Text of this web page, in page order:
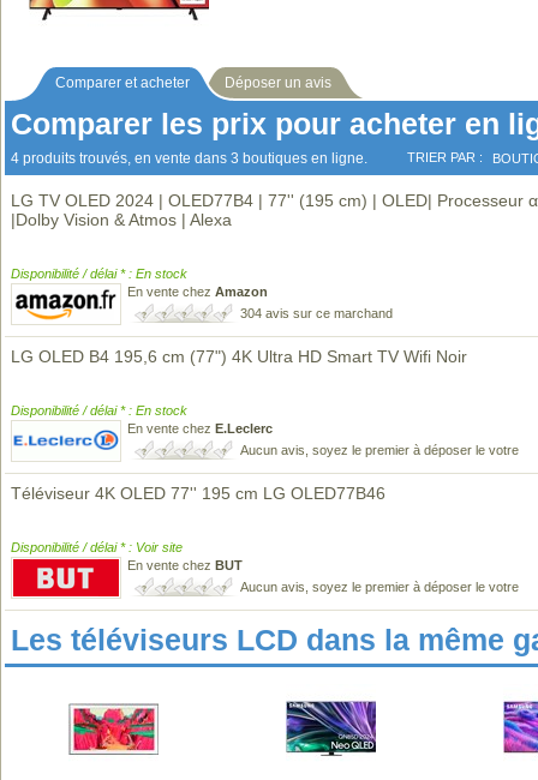
Comparer et acheter Déposer un avis
Comparer les prix pour acheter en
4 produits trouvés, en vente dans 3 boutiques en ligne. TRIER PAR :
LG TV OLED 2024 | OLED77B4 | 77'' (195 cm) | OLED| Processeur
|Dolby Vision & Atmos | Alexa
Disponibilité / délai * : En stock
En vente chez Amazon
304 avis sur ce marchand
LG OLED B4 195,6 cm (77") 4K Ultra HD Smart TV Wifi Noir
Disponibilité / délai * : En stock
En vente chez E.Leclerc
Aucun avis, soyez le premier à déposer le votre
Téléviseur 4K OLED 77'' 195 cm LG OLED77B46
Disponibilité / délai * : Voir site
En vente chez BUT
Aucun avis, soyez le premier à déposer le votre
Les téléviseurs LCD dans la même